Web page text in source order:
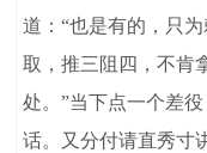
道：“也是有的，只
取，推三阻四，不肯
处。”当下点一个差
话。又分付请直秀寸